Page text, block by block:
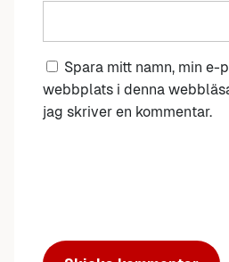
Spara mitt namn, min e-
webbplats i denna
jag skriver en kommentar.